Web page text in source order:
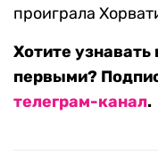
проиграла
Хотите
первыми?
телеграм-канал.